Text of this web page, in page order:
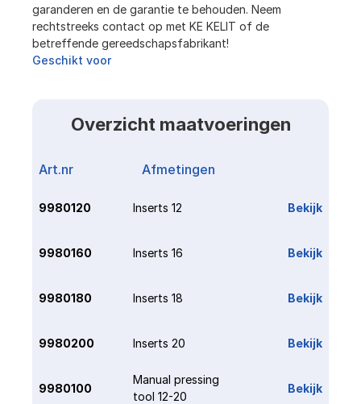
garanderen en de garantie te behouden. Neem
rechtstreeks contact op met KE KELIT of de
betreffende gereedschapsfabrikant!
Geschikt voor
Overzicht maatvoeringen
Art.nr Afmetingen
9980120 Inserts 12 Bekijk
9980160 Inserts 16 Bekijk
9980180 Inserts 18 Bekijk
9980200 Inserts 20 Bekijk
9980100
Manual pressing
tool 12-20
Bekijk